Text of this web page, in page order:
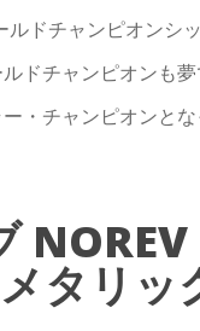
ルドチャンピオンシ
ドチャンピオンも
・チャンピオンとな
タリッ